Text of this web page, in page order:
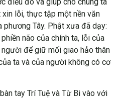
lỗi, thực tập một nền văn
Tây. Phật xưa đã dạy:
não của chính ta, lỗi của
để giữ mối giao hảo thân
ta và của người không có cơ
tay Trí Tuệ và Từ Bi vào với